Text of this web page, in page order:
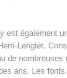
est également
Lenglet.
de nombreuses
ans. Les